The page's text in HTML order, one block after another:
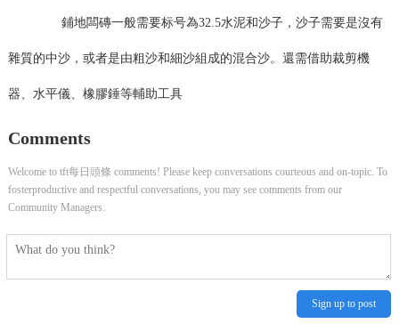
鋪地闆磚一般需要标号為32.5水泥和沙子，沙子需要是沒有
雜質的中沙，或者是由粗沙和細沙組成的混合沙。還需借助裁剪機
器、水平儀、橡膠錘等輔助工具
Comments
Welcome to tft每日頭條 comments! Please keep conversations courteous and on-topic. To
fosterproductive and respectful conversations, you may see comments from our
Community Managers.
Sign up to post